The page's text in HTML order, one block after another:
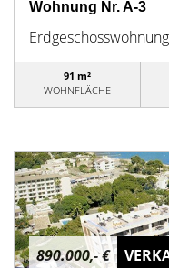
Wohnung Nr. A-3
Erdgeschosswohnung
91 m²
WOHNFLÄCHE
890.000,- €